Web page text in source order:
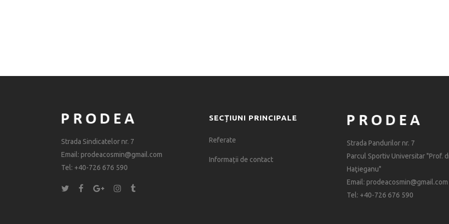
Strada Sindicatelor nr. 7
Email: prodeacosmin@gmail.com
Tel: +40-726 676 590
SECȚIUNI PRINCIPALE
Referate
Informații de contact
Strada Pandurilor nr. 7
Parcul Sportiv Universitar "Prof.
Haţieganu"
Email: prodeacosmin@gmail.com
Tel: +40-726 676 590